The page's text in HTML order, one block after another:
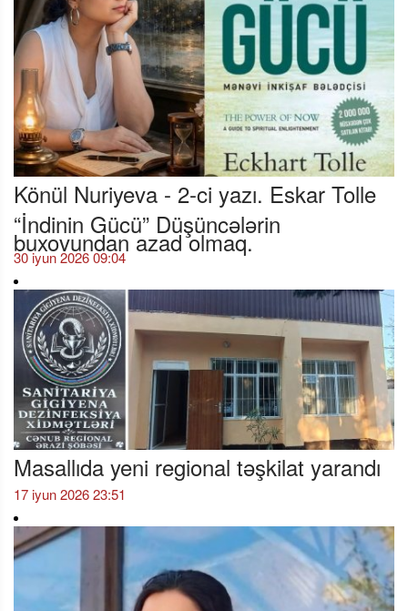
Könül Nuriyeva - 2-ci yazı. Eskar Tolle
“İndinin Gücü” Düşüncələrin
buxovundan azad olmaq.
30 iyun 2026 09:04
Masallıda yeni regional təşkilat yarandı
17 iyun 2026 23:51